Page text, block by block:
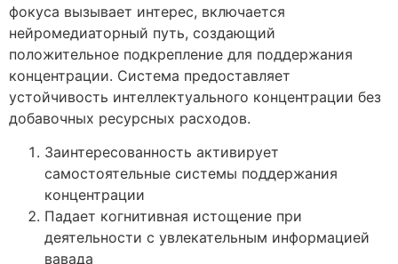
фокуса вызывает интерес, включается
нейромедиаторный путь, создающий
положительное подкрепление для поддержания
концентрации. Система предоставляет
устойчивость интеллектуального концентрации без
добавочных ресурсных расходов.
Заинтересованность активирует
самостоятельные системы поддержания
концентрации
Падает когнитивная истощение при
деятельности с увлекательным информацией
вавада